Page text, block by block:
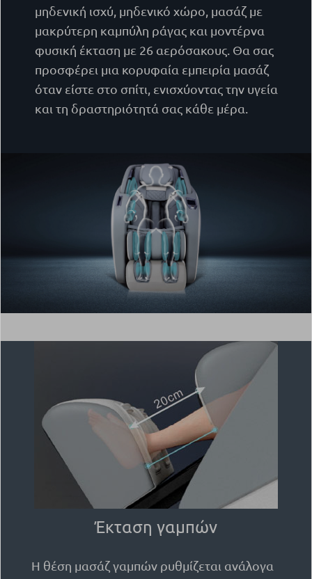
μηδενική ισχύ, μηδενικό χώρο, μασάζ με
μακρύτερη καμπύλη ράγας και μοντέρνα
φυσική έκταση με 26 αερόσακους. Θα σας
προσφέρει μια κορυφαία εμπειρία μασάζ
όταν είστε στο σπίτι, ενισχύοντας την υγεία
και τη δραστηριότητά σας κάθε μέρα.
Έκταση γαμπών
Η θέση μασάζ γαμπών ρυθμίζεται ανάλογα